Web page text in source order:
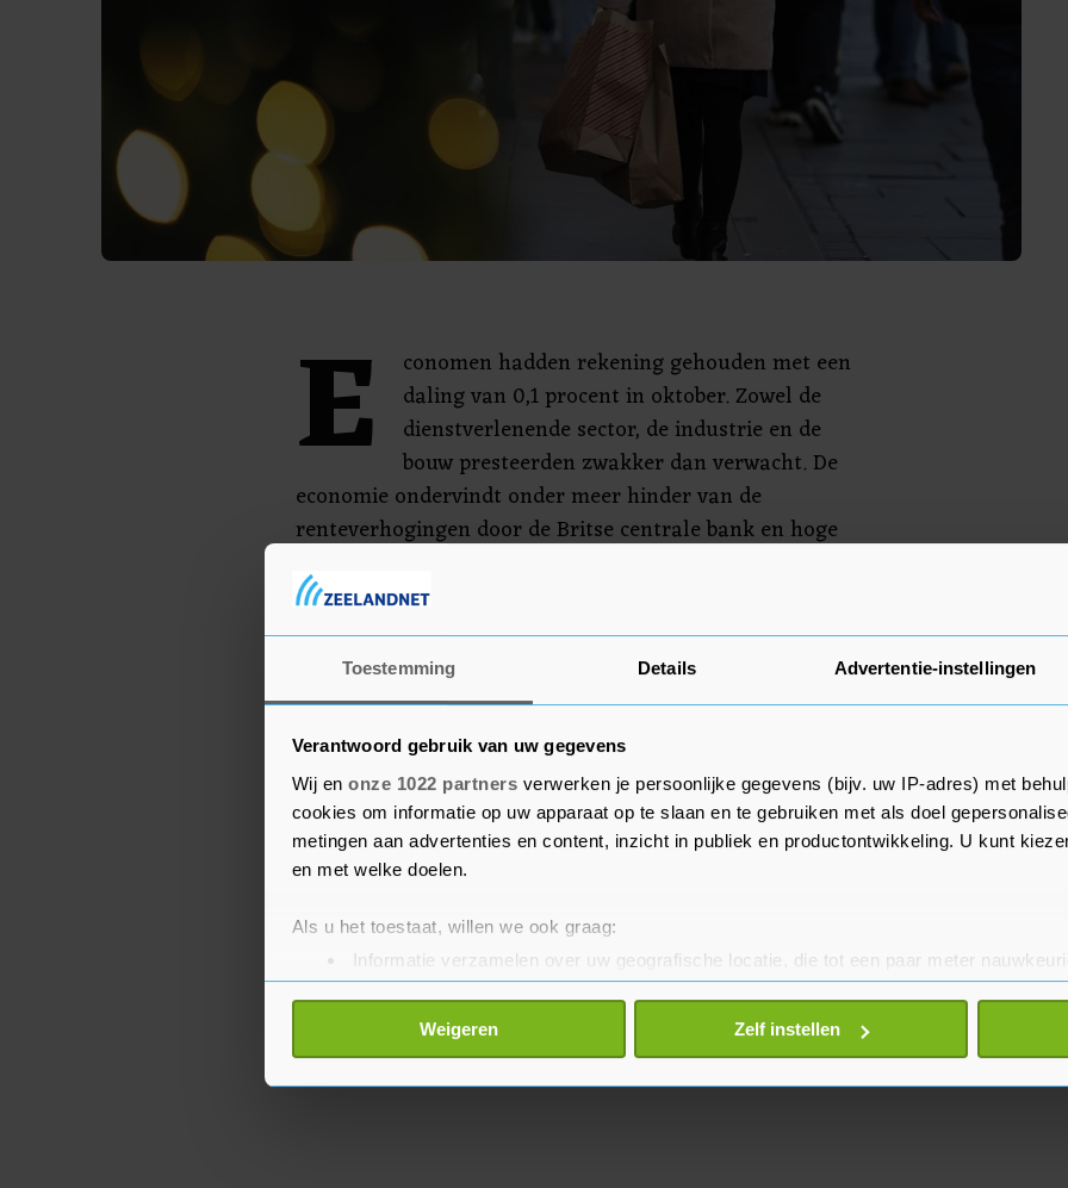
Toestemming Details Advertentie-instellingen
Verantwoord gebruik van uw gegevens
Wij en onze 1022 partners verwerken je persoonlijke gegevens (bijv. uw IP-adres) met
cookies om informatie op uw apparaat op te slaan en te gebruiken met als doel
metingen aan advertenties en content, inzicht in publiek en productontwikkeling. U kunt
en met welke doelen.
Als u het toestaat, willen we ook graag:
Informatie verzamelen over uw geografische locatie, die tot een paar meter
Uw apparaat identificeren door het actief te scannen op specifieke eigenschappen
Lees meer over hoe uw persoonlijke gegevens worden verwerkt en stel uw voorkeuren in het
toestemming op elk moment wijzigen of intrekken in de Cookieverklaring.
Weigeren Zelf instellen
E
conomen hadden rekening gehouden met een
daling van 0,1 procent in oktober. Zowel de
dienstverlenende sector, de industrie en de
bouw presteerden zwakker dan verwacht. De
economie ondervindt onder meer hinder van de
renteverhogingen door de Britse centrale bank en hoge
Hoewel de economie in het vierde kwartaal waarschijnlijk
licht zal groeien houden sommige economen rekening
met een naderende recessie. De Bank of England